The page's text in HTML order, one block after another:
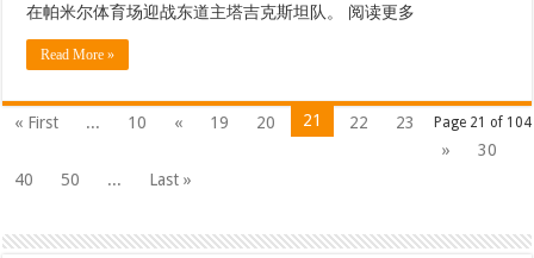
在帕米尔体育场迎战东道主塔吉克斯坦队。 阅读更多
Read More »
Page 21 of 104
« First ... 10 « 19 20 21 22
23
»
30
40
50 ... Last »